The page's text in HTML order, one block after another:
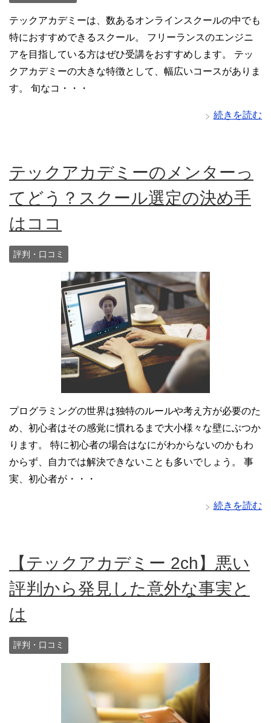
テックアカデミーは、数あるオンラインスクールの中でも
特におすすめできるスクール。 フリーランスのエンジニ
アを目指している方はぜひ受講をおすすめします。 テッ
クアカデミーの大きな特徴として、幅広いコースがありま
す。 旬なコ・・・
続きを読む
テックアカデミーのメンターっ
てどう？スクール選定の決め手
はココ
評判・口コミ
プログラミングの世界は独特のルールや考え方が必要のた
め、初心者はその感覚に慣れるまで大小様々な壁にぶつか
ります。 特に初心者の場合はなにがわからないのかもわ
からず、自力では解決できないことも多いでしょう。 事
実、初心者が・・・
続きを読む
【テックアカデミー 2ch】悪い
評判から発見した意外な事実と
は
評判・口コミ